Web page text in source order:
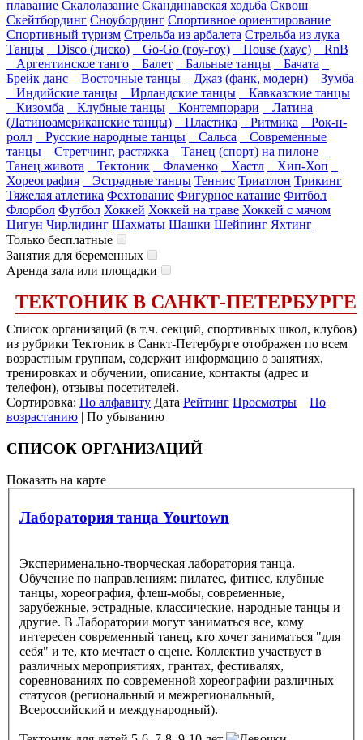
плавание Скалолазание Скандинавская ходьба Сквош
Скейтбординг Сноубординг Спортивное ориентирование
Спортивный туризм Стрельба из арбалета Стрельба из лука
Танцы
Disco (диско) Go-Go (гоу-гоу) House (хаус)
RnB
Аргентинское танго
Балет Бальные танцы
Бачата
Брейк данс
Восточные танцы Джаз (фанк, модерн)
Зумба
Индийские танцы
Ирландские танцы
Кавказские танцы
Кизомба
Клубные танцы Контемпорари
Латина
(Латиноамериканские танцы)
Пластика Ритмика
Рок-н-
ролл
Русские народные танцы Сальса
Современные
танцы
Стретчинг, растяжка
Танец (спорт) на пилоне
Танец живота
Тектоник Фламенко Хастл
Хип-Хоп
Хореография
Эстрадные танцы Теннис Триатлон Трикинг
Тяжелая атлетика Фехтование Фигурное катание Фитбол
Флорбол Футбол Хоккей Хоккей на траве Хоккей с мячом
Цигун Чирлидинг Шахматы Шашки Шейпинг Яхтинг
Только бесплатные
Занятия для беременных
Аренда зала или площадки
ТЕКТОНИК В САНКТ-ПЕТЕРБУРГЕ
Список организаций (в т.ч. секций, спортивных школ, клубов)
из рубрики Тектоник в Санкт-Петербурге отображен по всем
возрастным группам, содержит информацию о занятиях,
тренировках и обучении, описание, контакты (адрес и
телефон), отзывы посетителей.
Сортировка: По алфавиту Дата Рейтинг Просмотры
По
возрастанию | По убыванию
СПИСОК ОРГАНИЗАЦИЙ
Показать на карте
Лаборатория танца Yourtown
Эксперименально-творческая лаборатория танца.
Обучение по направлениям: пилатес, фитнес, клубные
танцы, хореография, флеш-мобы, современные,
зарубежные, эстрадные, классические, народные танцы и
другие. В Лаборатории могут заниматься все, кому
интересен современный танец, кто хочет заниматься "для
себя" и те, кто мечтает о сцене. Коллектив участвует в
различных мероприятиях, грантах, фестивалях,
соревнованиях по современной хореографии различных
статусов (региональный и межрегиональный,
Всероссийский и международный).